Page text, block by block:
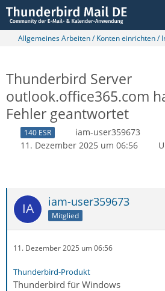
Allgemeines Arbeiten / Konten einrichten /
Thunderbird Server
outlook.office365.com
Fehler geantwortet
140 ESR
iam-user359673
11. Dezember 2025 um 06:56
iam-user359673
Mitglied
11. Dezember 2025 um 06:56
Thunderbird-Produkt
Thunderbird für Windows